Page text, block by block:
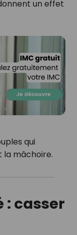
un effet
qui
mâchoire.
: casser